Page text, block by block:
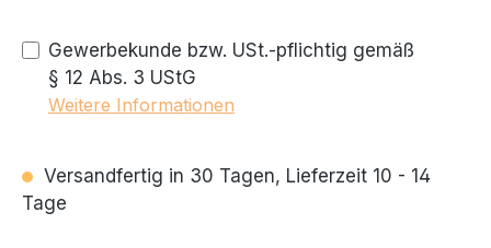
Gewerbekunde bzw. USt.-pflichtig gemäß
§ 12 Abs. 3 UStG
Weitere Informationen
Versandfertig in 30 Tagen, Lieferzeit 10 - 14
Tage